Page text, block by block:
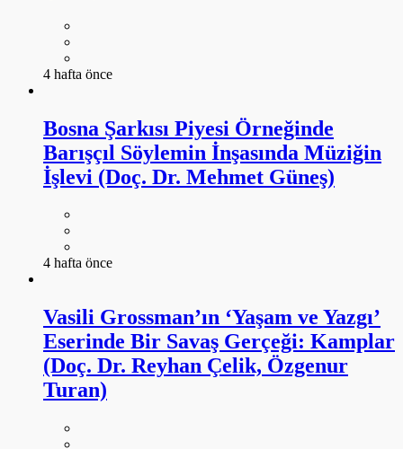
4 hafta önce
Bosna Şarkısı Piyesi Örneğinde
Barışçıl Söylemin İnşasında Müziğin
İşlevi (Doç. Dr. Mehmet Güneş)
4 hafta önce
Vasili Grossman’ın ‘Yaşam ve Yazgı’
Eserinde Bir Savaş Gerçeği: Kamplar
(Doç. Dr. Reyhan Çelik, Özgenur
Turan)